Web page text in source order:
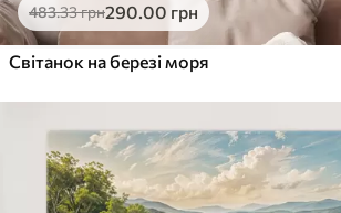
483.33грн290.00 грн
Світанок на березі моря